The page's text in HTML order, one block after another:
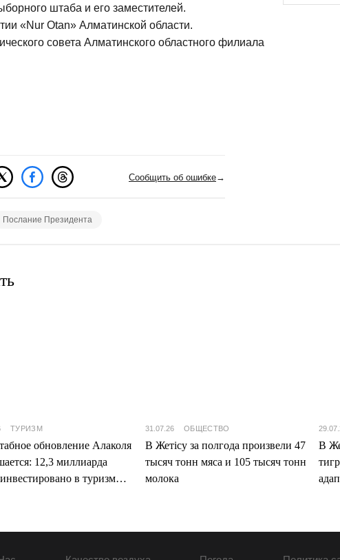
штаба и его заместителей.
«Nur Otan» Алматинской области.
совета Алматинского областного филиала
Сообщить об ошибке→
Послание Президента
ТУРИЗМ
обновление Алаколя
12,3 миллиарда
в туризм
31.07.26 ОБЩЕСТВО
В Жетісу за полгода произвели 47
тысяч тонн мяса и 105 тысяч тонн
молока
В